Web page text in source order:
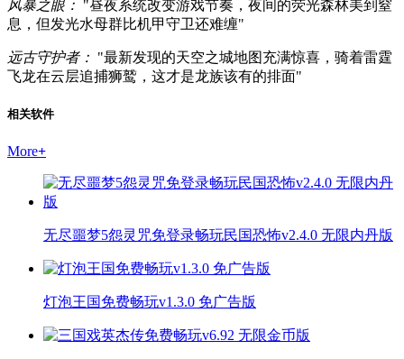
风暴之眼： "昼夜系统改变游戏节奏，夜间的荧光森林美到窒
息，但发光水母群比机甲守卫还难缠"
远古守护者： "最新发现的天空之城地图充满惊喜，骑着雷霆
飞龙在云层追捕狮鹫，这才是龙族该有的排面"
相关软件
More+
无尽噩梦5怨灵咒免登录畅玩民国恐怖v2.4.0 无限内丹版
灯泡王国免费畅玩v1.3.0 免广告版